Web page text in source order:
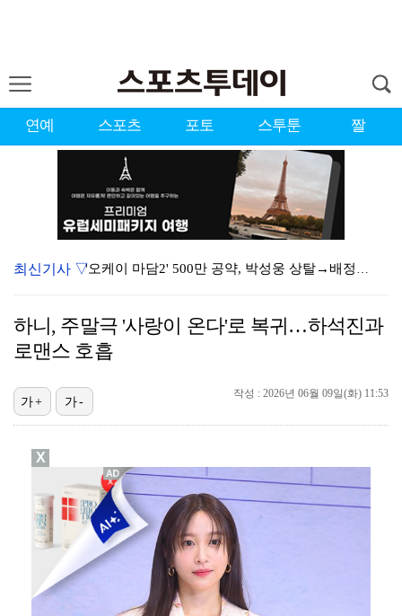
연예 스포츠 포토 스투툰 짤
'오케이 마담2' 500만 공약, 박성웅 상탈→배정남은…
황정민 폭로자 "아들 연극 몰래 관람? 소품 준비 돕고…
10주년인데 40명뿐?…블랙핑크 행사 공지에 팬심 폭발…
이강인, 드디어 아틀레티코 선수단과 만났다…시메오네 감…
최신기사 ▽
하니, 주말극 '사랑이 온다'로 복귀…하석진과
로맨스 호흡
작성 : 2026년 06월 09일(화) 11:53
가+ 가-
X